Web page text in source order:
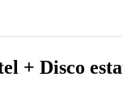
+ Disco